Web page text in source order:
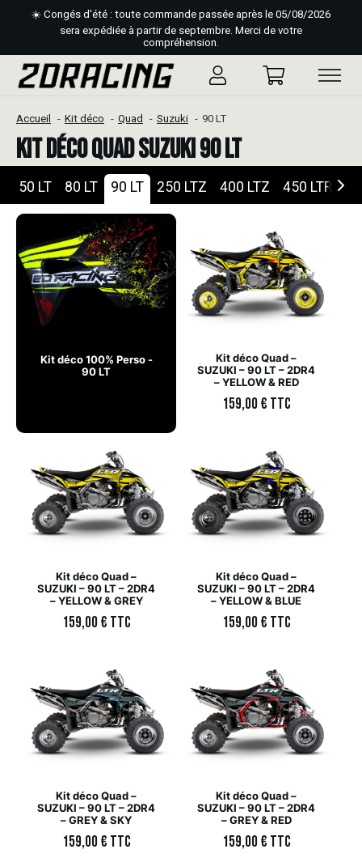
☀️ Congés d'été : toute commande passée après le 05/08/2026
sera expédiée à partir de septembre. Merci de votre
compréhension.
Accueil Kit déco Quad Suzuki 90 LT
Kit déco Quad Suzuki 90 LT
50 LT 80 LT 90 LT 250 LTZ 400 LTZ 450 LTR
Kit déco 100% Perso -
90 LT
Kit déco Quad –
SUZUKI – 90 LT – 2DR4
– YELLOW & RED
159,00€ TTC
Kit déco Quad –
SUZUKI – 90 LT – 2DR4
– YELLOW & GREY
159,00€ TTC
Kit déco Quad –
SUZUKI – 90 LT – 2DR4
– YELLOW & BLUE
159,00€ TTC
Kit déco Quad –
SUZUKI – 90 LT – 2DR4
– GREY & SKY
159,00€ TTC
Kit déco Quad –
SUZUKI – 90 LT – 2DR4
– GREY & RED
159,00€ TTC